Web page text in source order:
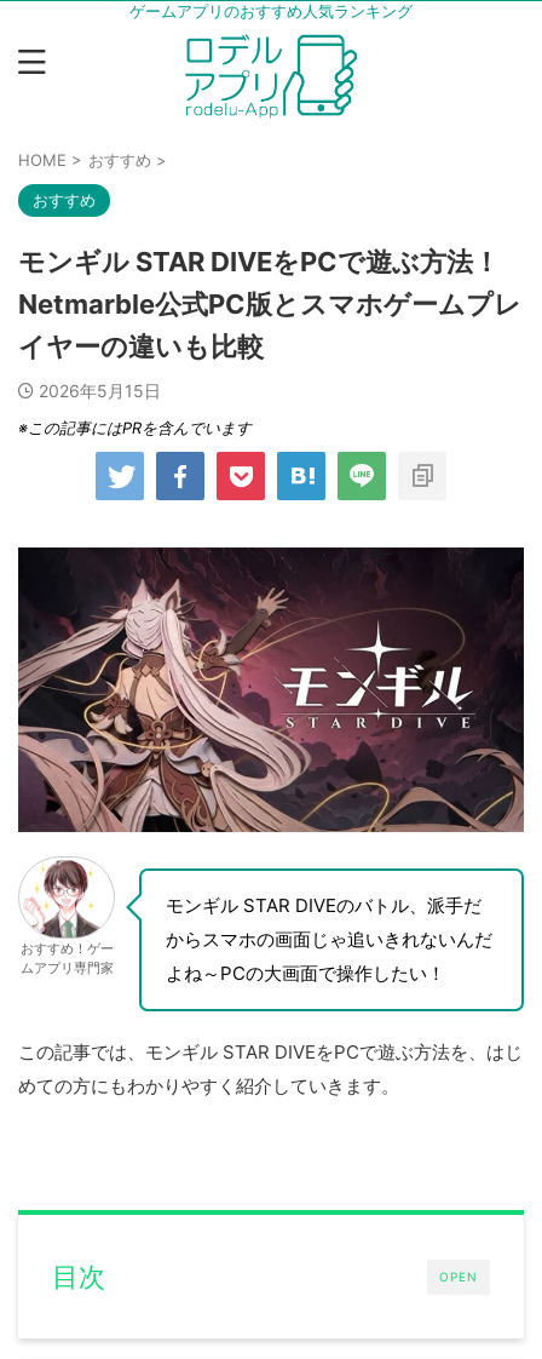
ゲームアプリのおすすめ人気ランキング
HOME > おすすめ >
おすすめ
モンギル STAR DIVEをPCで遊ぶ方法！
Netmarble公式PC版とスマホゲームプレ
イヤーの違いも比較
2026年5月15日
※この記事にはPRを含んでいます
おすすめ！ゲー
ムアプリ専門家
モンギル STAR DIVEのバトル、派手だ
からスマホの画面じゃ追いきれないんだ
よね～PCの大画面で操作したい！
この記事では、モンギル STAR DIVEをPCで遊ぶ方法を、はじ
めての方にもわかりやすく紹介していきます。
OPEN
目次